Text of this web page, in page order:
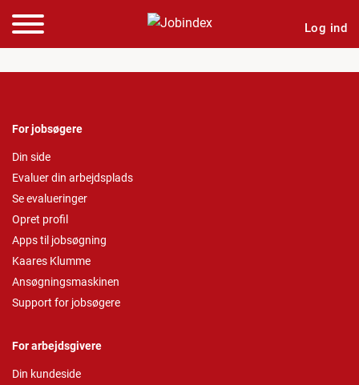
Log ind
For jobsøgere
Din side
Evaluer din arbejdsplads
Se evalueringer
Opret profil
Apps til jobsøgning
Kaares Klumme
Ansøgningsmaskinen
Support for jobsøgere
For arbejdsgivere
Din kundeside